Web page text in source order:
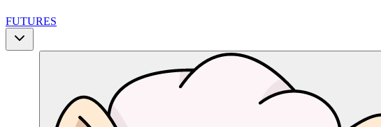
FUTURES